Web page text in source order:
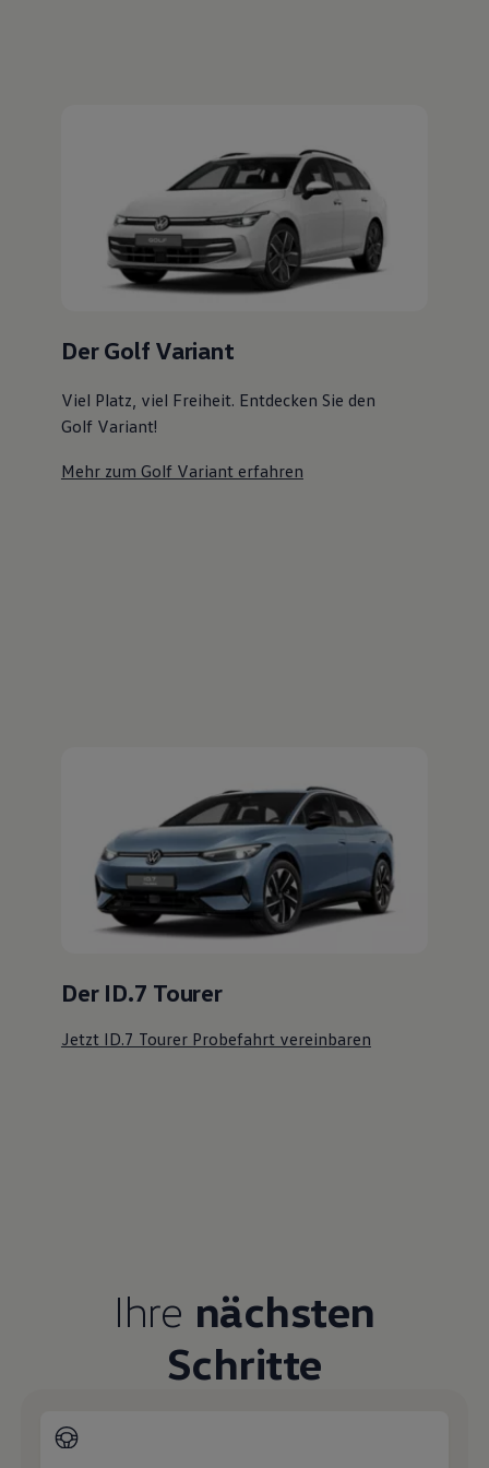
Volkswagen Kundenbetreuung
Der Golf Variant
Viel Platz, viel Freiheit. Entdecken Sie den
Golf Variant!
Mehr zum Golf Variant erfahren
Der ID.7 Tourer
Jetzt ID.7 Tourer Probefahrt vereinbaren
Ihre nächsten
Schritte